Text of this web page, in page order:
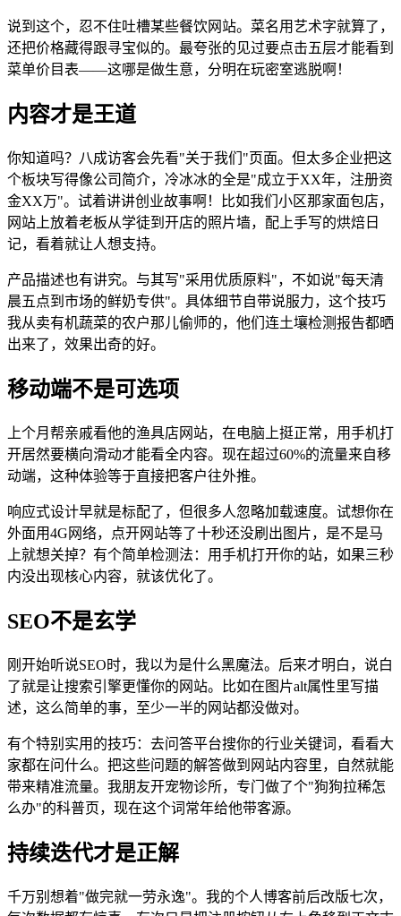
说到这个，忍不住吐槽某些餐饮网站。菜名用艺术字就算了，
还把价格藏得跟寻宝似的。最夸张的见过要点击五层才能看到
菜单价目表——这哪是做生意，分明在玩密室逃脱啊！
内容才是王道
你知道吗？八成访客会先看"关于我们"页面。但太多企业把这
个板块写得像公司简介，冷冰冰的全是"成立于XX年，注册资
金XX万"。试着讲讲创业故事啊！比如我们小区那家面包店，
网站上放着老板从学徒到开店的照片墙，配上手写的烘焙日
记，看着就让人想支持。
产品描述也有讲究。与其写"采用优质原料"，不如说"每天清
晨五点到市场的鲜奶专供"。具体细节自带说服力，这个技巧
我从卖有机蔬菜的农户那儿偷师的，他们连土壤检测报告都晒
出来了，效果出奇的好。
移动端不是可选项
上个月帮亲戚看他的渔具店网站，在电脑上挺正常，用手机打
开居然要横向滑动才能看全内容。现在超过60%的流量来自移
动端，这种体验等于直接把客户往外推。
响应式设计早就是标配了，但很多人忽略加载速度。试想你在
外面用4G网络，点开网站等了十秒还没刷出图片，是不是马
上就想关掉？有个简单检测法：用手机打开你的站，如果三秒
内没出现核心内容，就该优化了。
SEO不是玄学
刚开始听说SEO时，我以为是什么黑魔法。后来才明白，说白
了就是让搜索引擎更懂你的网站。比如在图片alt属性里写描
述，这么简单的事，至少一半的网站都没做对。
有个特别实用的技巧：去问答平台搜你的行业关键词，看看大
家都在问什么。把这些问题的解答做到网站内容里，自然就能
带来精准流量。我朋友开宠物诊所，专门做了个"狗狗拉稀怎
么办"的科普页，现在这个词常年给他带客源。
持续迭代才是正解
千万别想着"做完就一劳永逸"。我的个人博客前后改版七次，